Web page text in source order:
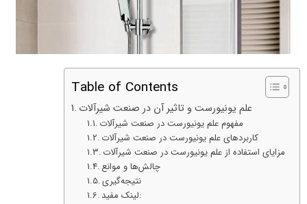
Table of Contents
علم یونیورست و تاثیر آن در صنعت شیرآلات
مفهوم علم یونیورست در صنعت شیرآلات
کاربردهای علم یونیورست در صنعت شیرآلات
مزایای استفاده از علم یونیورست در صنعت شیرآلات
چالش‌ها و موانع
نتیجه‌گیری
لینک مفید: